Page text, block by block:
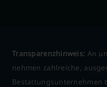
Transparenzhinweis: An
nehmen zahlreiche,
Bestattungsunternehmen